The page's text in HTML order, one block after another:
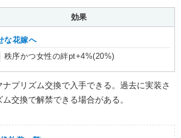
効果
な花嫁へ
秩序かつ女性の絆pt+4%(20%)
プリズム交換で入手できる。過去に実装さ
交換で解禁できる場合がある。